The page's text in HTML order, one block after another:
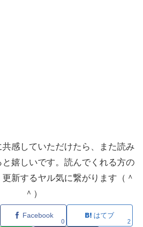
感していただけたら、また読み
嬉しいです。読んでくれる方の
新するヤル気に繋がります（＾
＾）
Facebook
0
はてブ
2